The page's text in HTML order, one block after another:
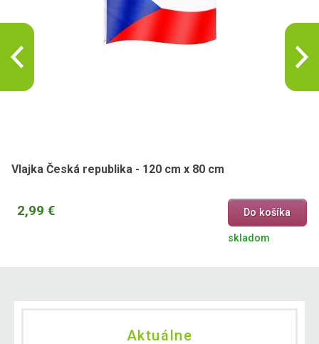
Vlajka Česká republika - 120 cm x 80 cm
2,99 € Do košíka
skladom
Aktuálne